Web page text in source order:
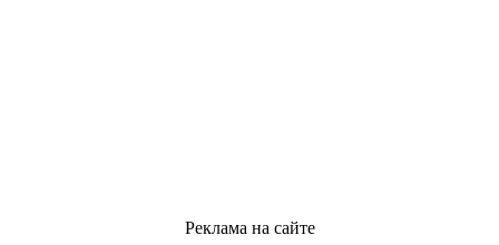
Реклама на сайте